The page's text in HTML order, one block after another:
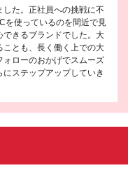
た。正社員への挑戦に不
を使っているのを間近で見
きるブランドでした。大
とも、長く働く上での大
ォローのおかげでスムーズ
ステップアップしていき